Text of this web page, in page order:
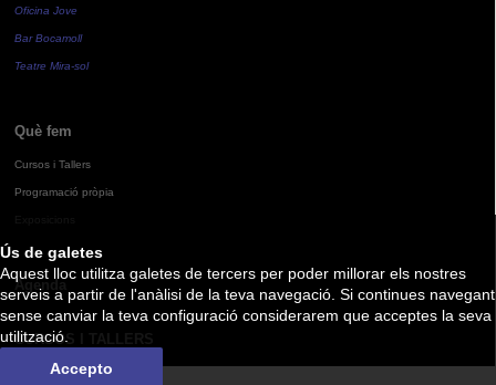
Ús de galetes
Aquest lloc utilitza galetes de tercers per poder millorar els nostres
serveis a partir de l'anàlisi de la teva navegació. Si continues navegant
sense canviar la teva configuració considerarem que acceptes la seva
utilització.
Accepto
Oficina Jove
Bar Bocamoll
Teatre Mira-sol
Què fem
Cursos i Tallers
Programació pròpia
Agenda
CURSOS I TALLERS